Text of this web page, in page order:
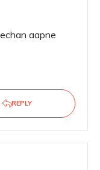
aapne
REPLY